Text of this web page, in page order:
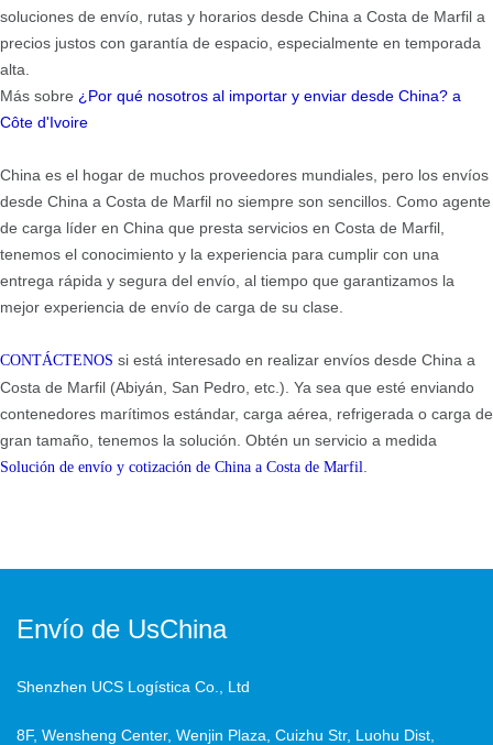
soluciones de envío, rutas y horarios desde China a Costa de Marfil a
precios justos con garantía de espacio, especialmente en temporada
alta.
Más sobre ¿Por qué nosotros al importar y enviar desde China? a
Côte d'Ivoire
China es el hogar de muchos proveedores mundiales, pero los envíos
desde China a Costa de Marfil no siempre son sencillos. Como agente
de carga líder en China que presta servicios en Costa de Marfil,
tenemos el conocimiento y la experiencia para cumplir con una
entrega rápida y segura del envío, al tiempo que garantizamos la
mejor experiencia de envío de carga de su clase.
CONTÁCTENOS si está interesado en realizar envíos desde China a
Costa de Marfil (Abiyán, San Pedro, etc.). Ya sea que esté enviando
contenedores marítimos estándar, carga aérea, refrigerada o carga de
gran tamaño, tenemos la solución. Obtén un servicio a medida
Solución de envío y cotización de China a Costa de Marfil
Envío de UsChina
Shenzhen UCS Logística Co., Ltd
8F, Wensheng Center, Wenjin Plaza, Cuizhu Str, Luohu Dist,